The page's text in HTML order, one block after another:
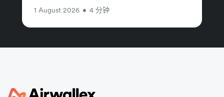
1 August 2026 • 4 分钟